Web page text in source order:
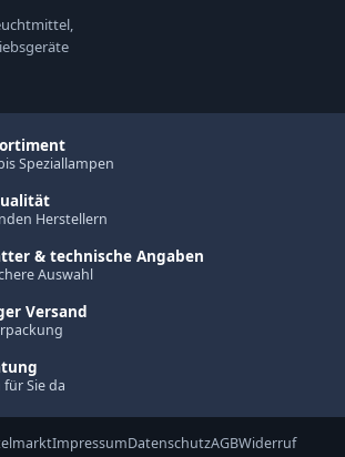
Speziallampen
Herstellern
& technische Angaben
Auswahl
Versand
Sie da
ImpressumDatenschutzAGBWiderruf